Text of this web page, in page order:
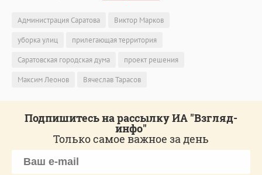
Администрация Саратова
Виктор Марков
уборка улиц
прилегающая территория
Саратовская городская дума
проект решения
Максим Леонов
Вячеслав Тарасов
Подпишитесь на рассылку ИА "Взгляд-
инфо"
Только самое важное за день